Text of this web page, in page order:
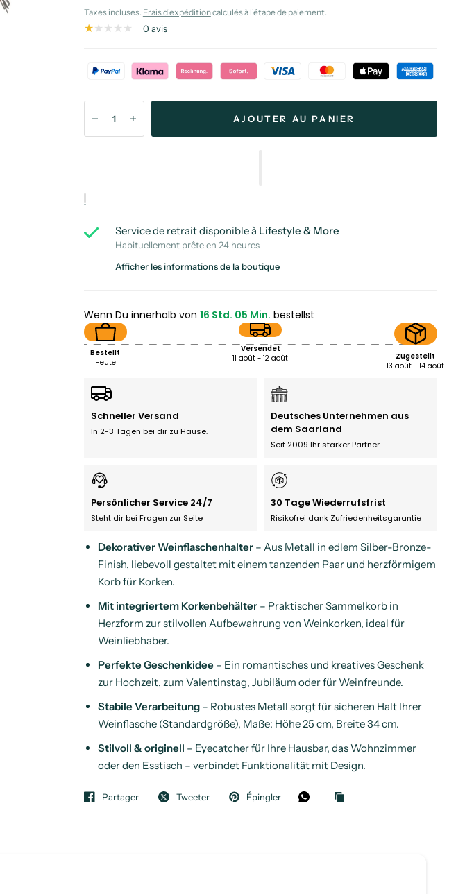
Taxes incluses. Frais d'expéditioncalculés à l'étape de paiement.
0 avis
AJOUTER AU PANIER
Service de retrait disponible à Lifestyle & More
Habituellement prête en 24 heures
Afficher les informations de la boutique
Wenn Du innerhalb von 16 Std. 05 Min. bestellst
Bestellt
Heute
Versendet
11 août - 12 août
Zugestellt
13 août - 14 août
Schneller Versand
In 2-3 Tagen bei dir zu Hause.
Deutsches Unternehmen aus
dem Saarland
Seit 2009 Ihr starker Partner
Persönlicher Service 24/7
Steht dir bei Fragen zur Seite
30 Tage Wiederrufsfrist
Risikofrei dank Zufriedenheitsgarantie
Dekorativer Weinflaschenhalter– Aus Metall in edlem Silber-Bronze-
Finish, liebevoll gestaltet mit einem tanzenden Paar und herzförmigem
Korb für Korken.
Mit integriertem Korkenbehälter– Praktischer Sammelkorb in
Herzform zur stilvollen Aufbewahrung von Weinkorken, ideal für
Weinliebhaber.
Perfekte Geschenkidee– Ein romantisches und kreatives Geschenk
zur Hochzeit, zum Valentinstag, Jubiläum oder für Weinfreunde.
Stabile Verarbeitung– Robustes Metall sorgt für sicheren Halt Ihrer
Weinflasche (Standardgröße), Maße: Höhe 25 cm, Breite 34 cm.
Stilvoll & originell – Eyecatcher für Ihre Hausbar, das Wohnzimmer
oder den Esstisch – verbindet Funktionalität mit Design.
Partager Tweeter Épingler